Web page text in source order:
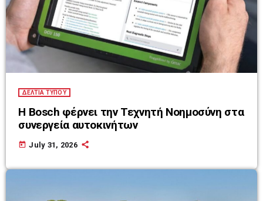
ΔΕΛΤΙΑ ΤΥΠΟΥ
Η Bosch φέρνει την Τεχνητή Νοημοσύνη στα
συνεργεία αυτοκινήτων
today July 31, 2026